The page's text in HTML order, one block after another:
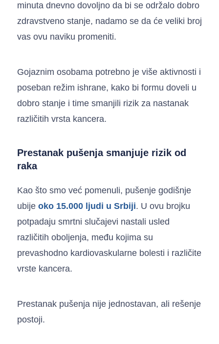
minuta dnevno dovoljno da bi se održalo dobro
zdravstveno stanje, nadamo se da će veliki broj
vas ovu naviku promeniti.
Gojaznim osobama potrebno je više aktivnosti i
poseban režim ishrane, kako bi formu doveli u
dobro stanje i time smanjili rizik za nastanak
različitih vrsta kancera.
Prestanak pušenja smanjuje rizik od
raka
Kao što smo već pomenuli, pušenje godišnje
ubije oko 15.000 ljudi u Srbiji. U ovu brojku
potpadaju smrtni slučajevi nastali usled
različitih oboljenja, među kojima su
prevashodno kardiovaskularne bolesti i različite
vrste kancera.
Prestanak pušenja nije jednostavan, ali rešenje
postoji.